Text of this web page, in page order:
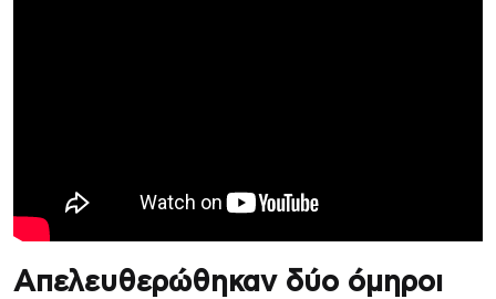
Απελευθερώθηκαν δύο όμηροι